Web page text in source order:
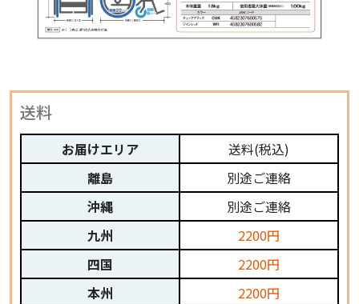
送料
お届けエリア
離島
沖縄
九州
四国
本州
送料(税込)
別途ご連絡
別途ご連絡
2200円
2200円
2200円